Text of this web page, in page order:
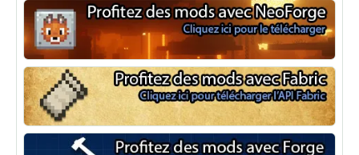
NeoForge
Minecraft Fabric